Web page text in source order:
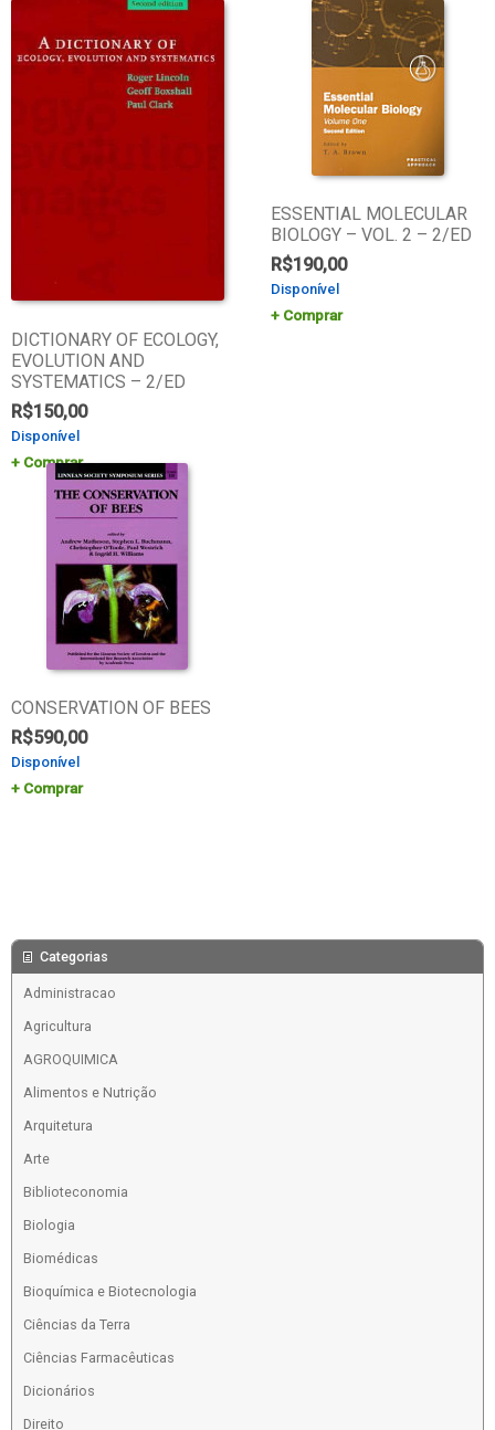
DICTIONARY OF ECOLOGY,
EVOLUTION AND
SYSTEMATICS – 2/ED
R$150,00
Disponível
Comprar
ESSENTIAL MOLECULAR
BIOLOGY – VOL. 2 – 2/ED
R$190,00
Disponível
Comprar
CONSERVATION OF BEES
R$590,00
Disponível
Comprar
Categorias
Administracao
Agricultura
AGROQUIMICA
Alimentos e Nutrição
Arquitetura
Arte
Biblioteconomia
Biologia
Biomédicas
Bioquímica e Biotecnologia
Ciências da Terra
Ciências Farmacêuticas
Dicionários
Direito